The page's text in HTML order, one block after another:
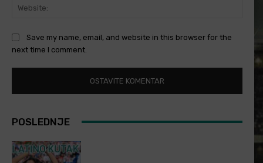
Save my name, email, and website in this browser for the
next time I comment.
POSLEDNJE